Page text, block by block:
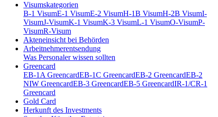
Visumskategorien
B-1 VisumE-1 VisumE-2 VisumH-1B VisumH-2B VisumI-
VisumJ-VisumK-1 VisumK-3 VisumL-1 VisumO-VisumP-
VisumR-Visum
Akteneinsicht bei Behörden
Arbeitnehmerentsendung
Was Personaler wissen sollten
Greencard
EB-1A GreencardEB-1C GreencardEB-2 GreencardEB-2
NIW GreencardEB-3 GreencardEB-5 GreencardIR-1/CR-1
Greencard
Gold Card
Herkunft des Investments